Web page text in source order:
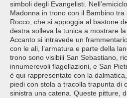
simboli degli Evangelisti.
Madonna in trono con il Bambino
Rocco, che si appoggia al bastone
destra solleva la tunica a mostrare
Accanto si intravede un
con le ali, l’armatura e parte della
trono sono visibili San Sebastiano,
innumerevoli flagellazioni, e San
è qui rappresentato con la
piedi con stola a tracolla trapunta di
sinistra una catena. Queste pitture,